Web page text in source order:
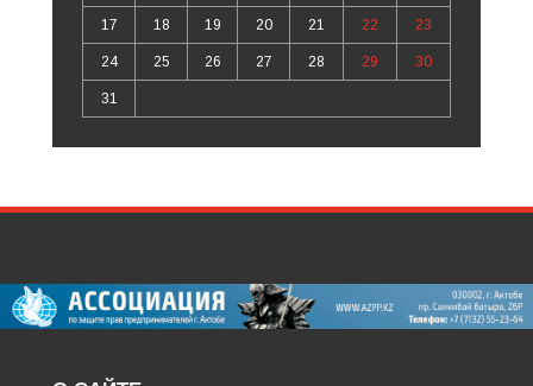
17 18 19 20 21 22 23
24 25 26 27 28 29 30
31